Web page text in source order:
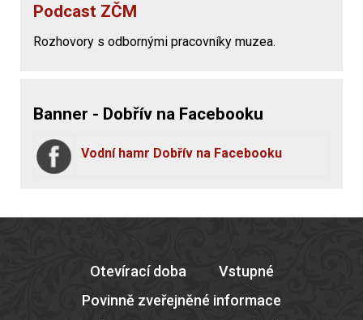
Podcast ZČM
Rozhovory s odbornými pracovníky muzea.
Banner - Dobřív na Facebooku
Vodní hamr Dobřív na Facebooku
Otevírací doba
Vstupné
Povinně zveřejněné informace